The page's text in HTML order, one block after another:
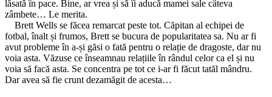
lăsată în pace. Bine, ar vrea și să îi aducă mamei sale câteva
zâmbete… Le merita.
Brett Wells se făcea remarcat peste tot. Căpitan al echipei de
fotbal, înalt și frumos, Brett se bucura de popularitatea sa. Nu ar fi
avut probleme în a-și găsi o fată pentru o relație de dragoste, dar nu
voia asta. Văzuse ce înseamnau relațiile în rândul celor ca el și nu
voia să facă asta. Se concentra pe tot ce i-ar fi făcut tatăl mândru.
Dar avea să fie crunt dezamăgit de acesta…